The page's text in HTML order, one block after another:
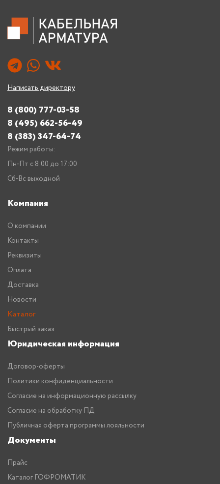
Написать директору
8 (800) 777-03-58
8 (495) 662-56-49
8 (383) 347-64-74
Режим работы:
Пн-Пт с 8:00 до 17:00
Сб-Вс выходной
Компания
О компании
Контакты
Реквизиты
Оплата
Доставка
Новости
Каталог
Быстрый заказ
Юридическая информация
Договор-оферты
Политики конфиденциальности
Согласие на информационную рассылку
Согласие на обработку ПД
Публичная оферта программы лояльности
Документы
Прайс
Каталог ГОФРОМАТИК